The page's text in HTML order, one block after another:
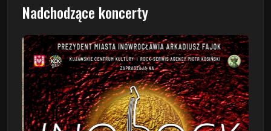
Nadchodzące koncerty